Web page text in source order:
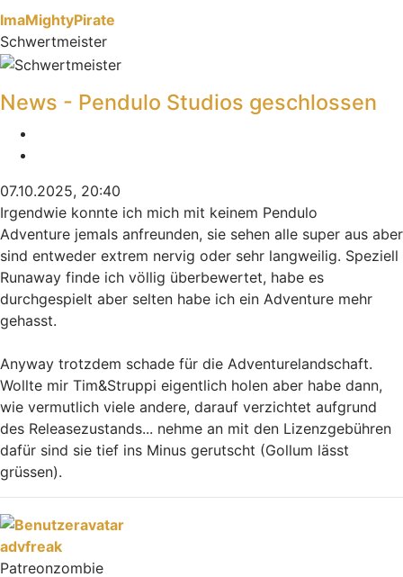
ImaMightyPirate
Schwertmeister
News - Pendulo Studios geschlossen
07.10.2025, 20:40
Irgendwie konnte ich mich mit keinem Pendulo
Adventure jemals anfreunden, sie sehen alle super aus aber
sind entweder extrem nervig oder sehr langweilig. Speziell
Runaway finde ich völlig überbewertet, habe es
durchgespielt aber selten habe ich ein Adventure mehr
gehasst.
Anyway trotzdem schade für die Adventurelandschaft.
Wollte mir Tim&Struppi eigentlich holen aber habe dann,
wie vermutlich viele andere, darauf verzichtet aufgrund
des Releasezustands... nehme an mit den Lizenzgebühren
dafür sind sie tief ins Minus gerutscht (Gollum lässt
grüssen).
advfreak
Patreonzombie